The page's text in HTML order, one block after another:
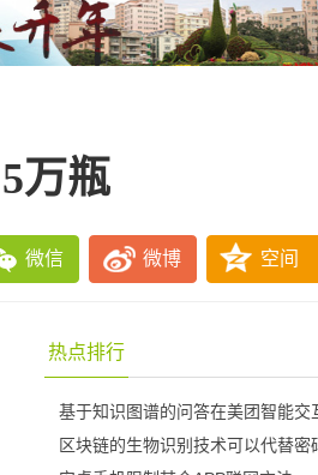
万瓶
微信 微博 空间
热点排行
基于知识图谱的问答在美团智能交
区块链的生物识别技术可以代替密